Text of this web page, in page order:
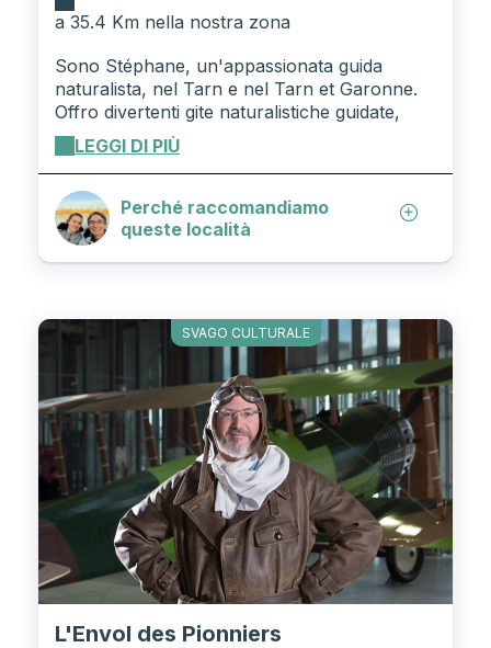
a 35.4 Km nella nostra zona
Sono Stéphane, un'appassionata guida
naturalista, nel Tarn e nel Tarn et Garonne.
Offro divertenti gite naturalistiche guidate,
serate astronomiche, gite naturalistiche
notturne e convegni (in gita) con la famiglia,
gli amici o in gruppo.
LEGGI DI PIÙ
Perché raccomandiamo
queste località
SVAGO CULTURALE
L'Envol des Pionniers